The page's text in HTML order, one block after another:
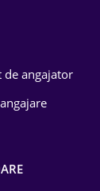
de angajator